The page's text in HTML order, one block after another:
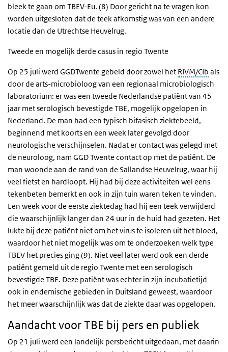
bleek te gaan om TBEV-Eu. (8) Door gericht na te vragen kon
worden uitgesloten dat de teek afkomstig was van een andere
locatie dan de Utrechtse Heuvelrug.
Tweede en mogelijk derde casus in regio Twente
Op 25 juli werd GGDTwente gebeld door zowel het RIVM/CIb als
door de arts-microbioloog van een regionaal microbiologisch
laboratorium: er was een tweede Nederlandse patiënt van 45
jaar met serologisch bevestigde TBE, mogelijk opgelopen in
Nederland. De man had een typisch bifasisch ziektebeeld,
beginnend met koorts en een week later gevolgd door
neurologische verschijnselen. Nadat er contact was gelegd met
de neuroloog, nam GGD Twente contact op met de patiënt. De
man woonde aan de rand van de Sallandse Heuvelrug, waar hij
veel fietst en hardloopt. Hij had bij deze activiteiten wel eens
tekenbeten bemerkt en ook in zijn tuin waren teken te vinden.
Een week voor de eerste ziektedag had hij een teek verwijderd
die waarschijnlijk langer dan 24 uur in de huid had gezeten. Het
lukte bij deze patiënt niet om het virus te isoleren uit het bloed,
waardoor het niet mogelijk was om te onderzoeken welk type
TBEV het precies ging (9). Niet veel later werd ook een derde
patiënt gemeld uit de regio Twente met een serologisch
bevestigde TBE. Deze patiënt was echter in zijn incubatietijd
ook in endemische gebieden in Duitsland geweest, waardoor
het meer waarschijnlijk was dat de ziekte daar was opgelopen.
Aandacht voor TBE bij pers en publiek
Op 21 juli werd een landelijk persbericht uitgedaan, met daarin